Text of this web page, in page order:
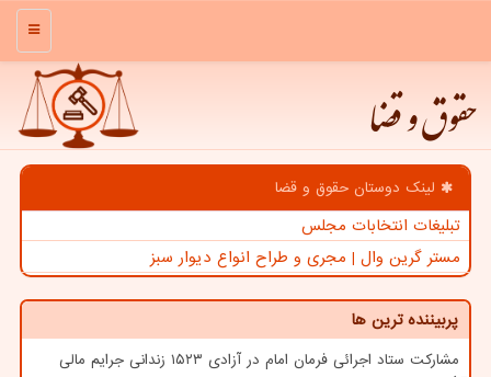
منو
حقوق و قضا
لینک دوستان حقوق و قضا
تبلیغات انتخابات مجلس
مستر گرین وال | مجری و طراح انواع دیوار سبز
پربیننده ترین ها
مشارکت ستاد اجرائی فرمان امام در آزادی ۱۵۲۳ زندانی جرایم مالی